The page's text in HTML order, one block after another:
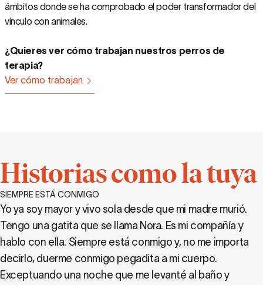
ámbitos donde se ha comprobado el poder transformador del
vínculo con animales.
¿Quieres ver cómo trabajan nuestros perros de
terapia?
Ver cómo trabajan
Historias como la tuya
SIEMPRE ESTÁ CONMIGO
Yo ya soy mayor y vivo sola desde que mi madre murió.
Tengo una gatita que se llama Nora. Es mi compañía y
hablo con ella. Siempre está conmigo y, no me importa
decirlo, duerme conmigo pegadita a mi cuerpo.
Exceptuando una noche que me levanté al baño y